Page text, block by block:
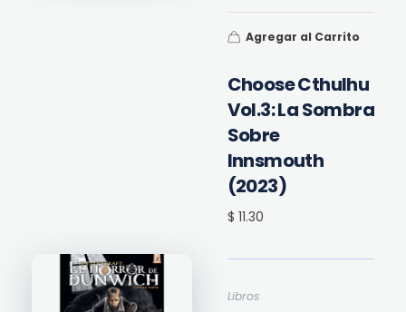
Choose Cthulhu
Vol.3: La Sombra
Sobre
Innsmouth
(2023)
$ 11.30
Agregar al Carrito
Libros